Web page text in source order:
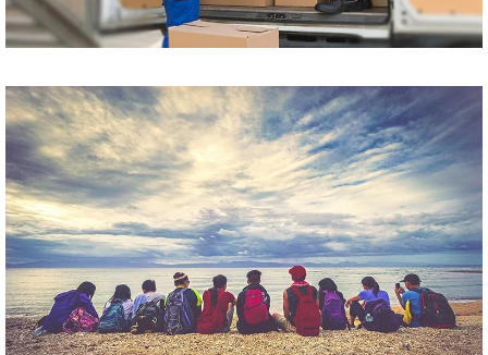
Przewóz paczek